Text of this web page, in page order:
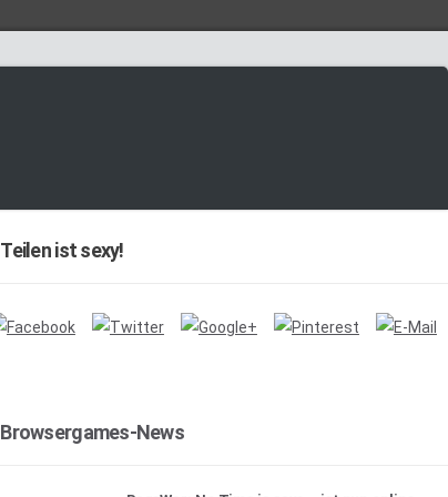
Teilen ist sexy!
Browsergames-News